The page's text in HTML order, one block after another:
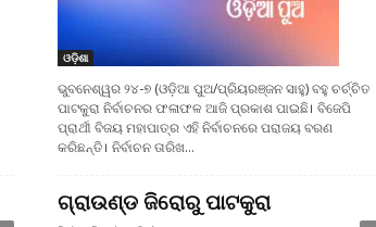
ଓଡ଼ିଶା
ଭୁବନେଶ୍ୱର ୨୪-୭ (ଓଡ଼ିଆ ପୁଅ/ପ୍ରିୟରଞ୍ଜନ ସାହୁ) ବହୁ ଚର୍ଚ୍ଚିତ
ପାଟକୁରା ନିର୍ବାଚନର ଫଳାଫଳ ଆଜି ପ୍ରକାଶ ପାଇଛି। ବିଜେପି
ପ୍ରାର୍ଥୀ ବିଜୟ ମହାପାତ୍ର ଏହି ନିର୍ବାଚନରେ ପରାଜୟ ବରଣ
କରିଛନ୍ତି। ନିର୍ବାଚନ ତାରିଖ...
ଗ୍ରାଉଣ୍ଡ ଜିରୋରୁ ପାଟକୁରା